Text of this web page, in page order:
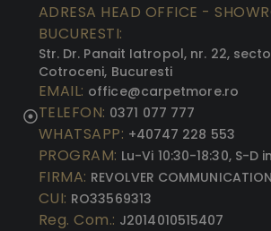
ADRESA HEAD OFFICE -
BUCURESTI:
Str. Dr. Panait Iatropol, nr. 22,
Cotroceni, Bucuresti
EMAIL: office@carpetmore.ro
TELEFON: 0371 077 777
WHATSAPP: +40747 228 553
PROGRAM: Lu-Vi 10:30-18:30, S-D
FIRMA: REVOLVER
CUI: RO33569313
Reg. Com.: J2014010515407